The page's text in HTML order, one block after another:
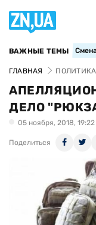
ВАЖНЫЕ ТЕМЫ
ГЛАВНАЯ ПОЛИТИКА
ДЕЛО
05 ноября, 2018, 19:22
Поделиться